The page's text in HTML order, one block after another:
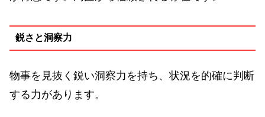
鋭さと洞察力
物事を見抜く鋭い洞察力を持ち、状況を的確に判断
する力があります。